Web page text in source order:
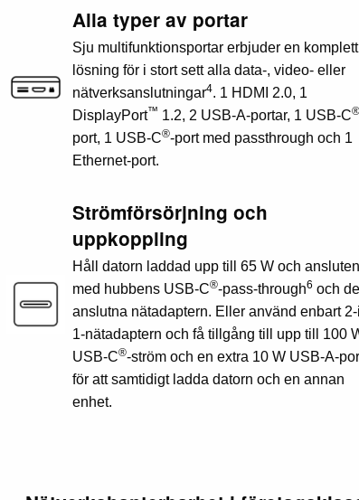
Alla typer av portar
Sju multifunktionsportar erbjuder en komplett
lösning för i stort sett alla data-, video- eller
nätverksanslutningar4. 1 HDMI 2.0, 1
DisplayPort™ 1.2, 2 USB-A-portar, 1 USB-C®
port, 1 USB-C®-port med passthrough och 1
Ethernet-port.
Strömförsörjning och
uppkoppling
Håll datorn laddad upp till 65 W och ansluten
med hubbens USB-C®-pass-through6 och
anslutna nätadaptern. Eller använd enbart
1-nätadaptern och få tillgång till upp till 100
USB-C®-ström och en extra 10 W USB-A-
för att samtidigt ladda datorn och en annan
enhet.